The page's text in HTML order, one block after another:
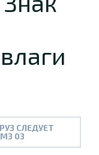
СЛЕДУЕТ
03